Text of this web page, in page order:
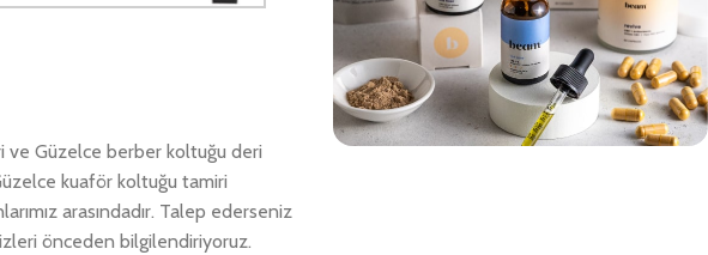
ve Güzelce berber koltuğu deri
kuaför koltuğu tamiri
arasındadır. Talep ederseniz
önceden bilgilendiriyoruz.